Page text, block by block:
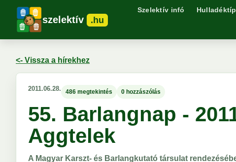
szelektív .hu
Szelektív infó
<- Vissza a hírekhez
2011.06.28. 486 megtekintés 0 hozzászólás
55. Barlangnap -
Aggtelek
A Magyar Karszt- és Barlangkutató társulat